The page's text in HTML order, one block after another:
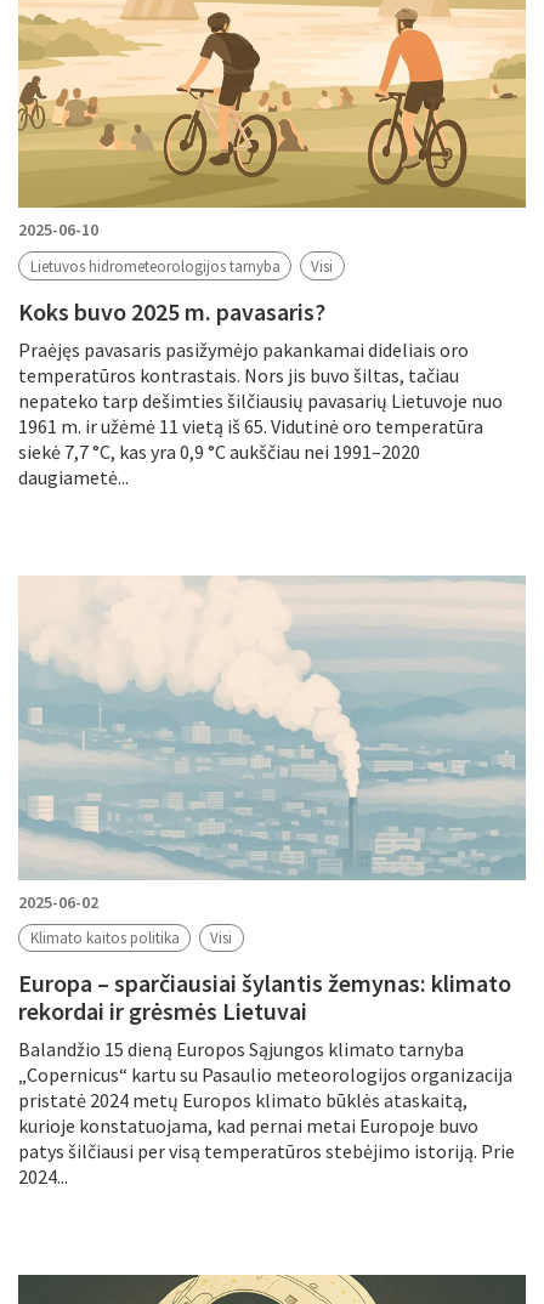
2025-06-10
Lietuvos hidrometeorologijos tarnyba Visi
Koks buvo 2025 m. pavasaris?
Praėjęs pavasaris pasižymėjo pakankamai dideliais oro
temperatūros kontrastais. Nors jis buvo šiltas, tačiau
nepateko tarp dešimties šilčiausių pavasarių Lietuvoje nuo
1961 m. ir užėmė 11 vietą iš 65. Vidutinė oro temperatūra
siekė 7,7 °C, kas yra 0,9 °C aukščiau nei 1991–2020
daugiametė...
2025-06-02
Klimato kaitos politika Visi
Europa – sparčiausiai šylantis žemynas: klimato
rekordai ir grėsmės Lietuvai
Balandžio 15 dieną Europos Sąjungos klimato tarnyba
„Copernicus“ kartu su Pasaulio meteorologijos organizacija
pristatė 2024 metų Europos klimato būklės ataskaitą,
kurioje konstatuojama, kad pernai metai Europoje buvo
patys šilčiausi per visą temperatūros stebėjimo istoriją. Prie
2024...